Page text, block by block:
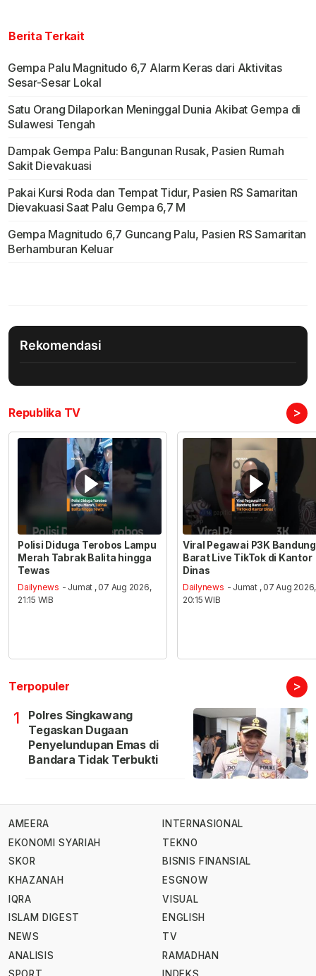
Berita Terkait
Gempa Palu Magnitudo 6,7 Alarm Keras dari Aktivitas
Sesar-Sesar Lokal
Satu Orang Dilaporkan Meninggal Dunia Akibat Gempa di
Sulawesi Tengah
Dampak Gempa Palu: Bangunan Rusak, Pasien Rumah
Sakit Dievakuasi
Pakai Kursi Roda dan Tempat Tidur, Pasien RS Samaritan
Dievakuasi Saat Palu Gempa 6,7 M
Gempa Magnitudo 6,7 Guncang Palu, Pasien RS Samaritan
Berhamburan Keluar
Rekomendasi
Republika TV >
Polisi Diduga Terobos Lampu
Merah Tabrak Balita hingga
Tewas
Dailynews - Jumat , 07 Aug 2026,
21:15 WIB
Viral Pegawai P3K Bandung
Barat Live TikTok di Kantor
Dinas
Dailynews - Jumat , 07 Aug 2026,
20:15 WIB
Terpopuler >
1
Polres Singkawang
Tegaskan Dugaan
Penyelundupan Emas di
Bandara Tidak Terbukti
AMEERA
EKONOMI SYARIAH
SKOR
KHAZANAH
IQRA
ISLAM DIGEST
NEWS
ANALISIS
INTERNASIONAL
TEKNO
BISNIS FINANSIAL
ESGNOW
VISUAL
ENGLISH
TV
RAMADHAN